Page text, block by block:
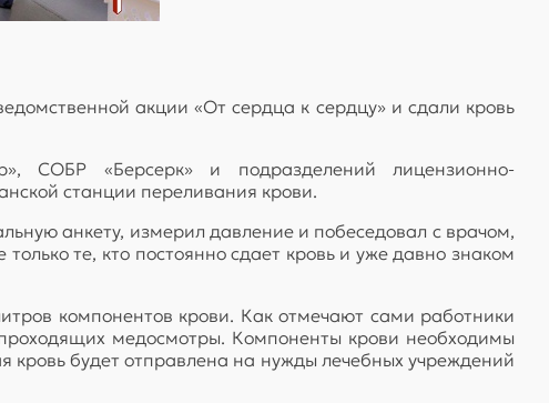
акции «От сердца к сердцу» и сдали кровь
СОБР «Берсерк» и подразделений лицензионно-
станции переливания крови.
анкету, измерил давление и побеседовал с врачом,
те, кто постоянно сдает кровь и уже давно знаком
компонентов крови. Как отмечают сами работники
медосмотры. Компоненты крови необходимы
кровь будет отправлена на нужды лечебных учреждений